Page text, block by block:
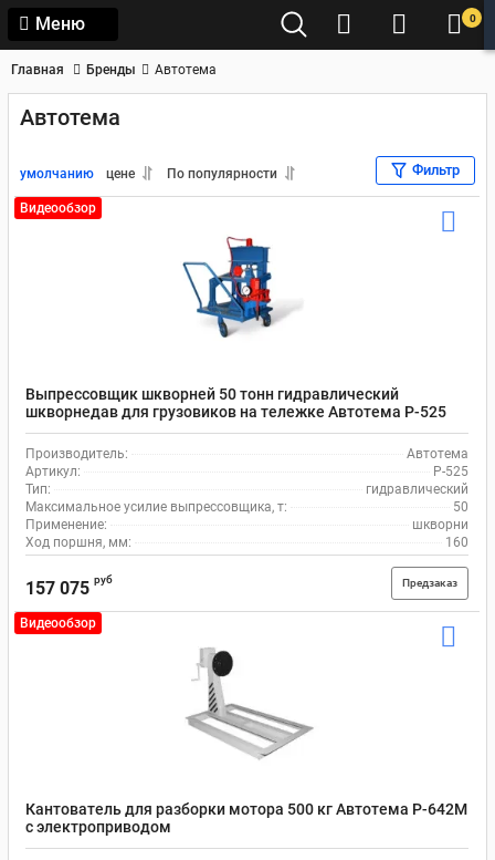
Меню 0
Главная Бренды Автотема
Автотема
умолчанию цене По популярности Фильтр
Видеообзор
Выпрессовщик шкворней 50 тонн гидравлический
шкворнедав для грузовиков на тележке Автотема Р-525
Производитель:
Автотема
Артикул:
Р-525
Тип:
гидравлический
Максимальное усилие выпрессовщика, т:
50
Применение:
шкворни
Ход поршня, мм:
160
157 075 руб Предзаказ
Видеообзор
Кантователь для разборки мотора 500 кг Автотема Р-642М
с электроприводом